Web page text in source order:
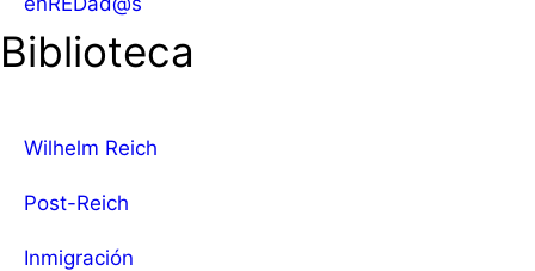
Biblioteca
Wilhelm Reich
Post-Reich
Inmigración